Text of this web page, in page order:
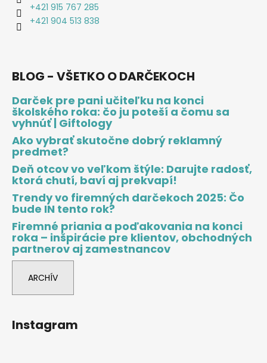
+421 915 767 285
+421 904 513 838
BLOG - VŠETKO O DARČEKOCH
Darček pre pani učiteľku na konci
školského roka: čo ju poteší a čomu sa
vyhnúť | Giftology
Ako vybrať skutočne dobrý reklamný
predmet?
Deň otcov vo veľkom štýle: Darujte radosť,
ktorá chutí, baví aj prekvapí!
Trendy vo firemných darčekoch 2025: Čo
bude IN tento rok?
Firemné priania a poďakovania na konci
roka – inšpirácie pre klientov, obchodných
partnerov aj zamestnancov
ARCHÍV
Instagram